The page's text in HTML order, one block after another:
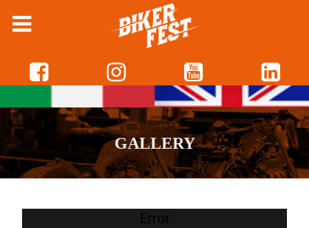
GALLERY
Error